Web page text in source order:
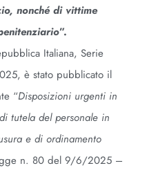
nonché di vittime
”.
Italiana, Serie
è stato pubblicato il
“Disposizioni urgenti in
tutela del personale in
e di ordinamento
n. 80 del 9/6/2025 –